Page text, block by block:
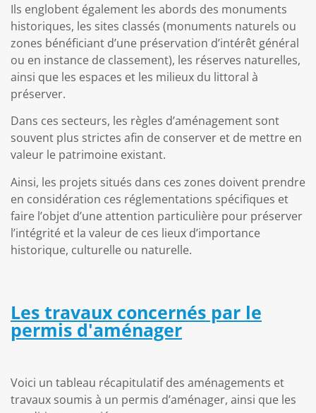
Ils englobent également les abords des monuments
historiques, les sites classés (monuments naturels ou
zones bénéficiant d’une préservation d’intérêt général
ou en instance de classement), les réserves naturelles,
ainsi que les espaces et les milieux du littoral à
préserver.
Dans ces secteurs, les règles d’aménagement sont
souvent plus strictes afin de conserver et de mettre en
valeur le patrimoine existant.
Ainsi, les projets situés dans ces zones doivent prendre
en considération ces réglementations spécifiques et
faire l’objet d’une attention particulière pour préserver
l’intégrité et la valeur de ces lieux d’importance
historique, culturelle ou naturelle.
Les travaux concernés par le
permis d'aménager
Voici un tableau récapitulatif des aménagements et
travaux soumis à un permis d’aménager, ainsi que les